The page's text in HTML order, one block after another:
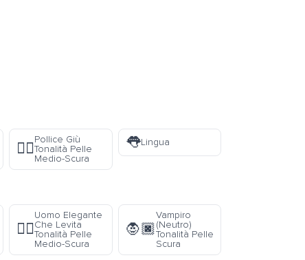
👎🏾
Pollice Giù
Tonalità Pelle
Medio-Scura
👅Lingua
🕴🏾
Uomo Elegante
Che Levita
Tonalità Pelle
Medio-Scura
🧛🏿
Vampiro
(Neutro)
Tonalità Pelle
Scura